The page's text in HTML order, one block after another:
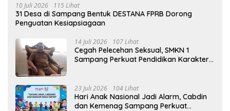
10 Juli 2026 115 Lihat
31 Desa di Sampang Bentuk DESTANA FPRB Dorong
Penguatan Kesiapsiagaan
14 Juli 2026 107 Lihat
Cegah Pelecehan Seksual, SMKN 1
Sampang Perkuat Pendidikan Karakter
23 Juli 2026 104 Lihat
Hari Anak Nasional Jadi Alarm, Cabdin
dan Kemenag Sampang Perkuat